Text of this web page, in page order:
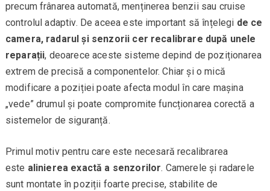
precum frânarea automată, menținerea benzii sau cruise
controlul adaptiv. De aceea este important să înțelegi de ce
camera, radarul și senzorii cer recalibrare după unele
reparații, deoarece aceste sisteme depind de poziționarea
extrem de precisă a componentelor. Chiar și o mică
modificare a poziției poate afecta modul în care mașina
„vede” drumul și poate compromite funcționarea corectă a
sistemelor de siguranță.
Primul motiv pentru care este necesară recalibrarea
este alinierea exactă a senzorilor. Camerele și radarele
sunt montate în poziții foarte precise, stabilite de